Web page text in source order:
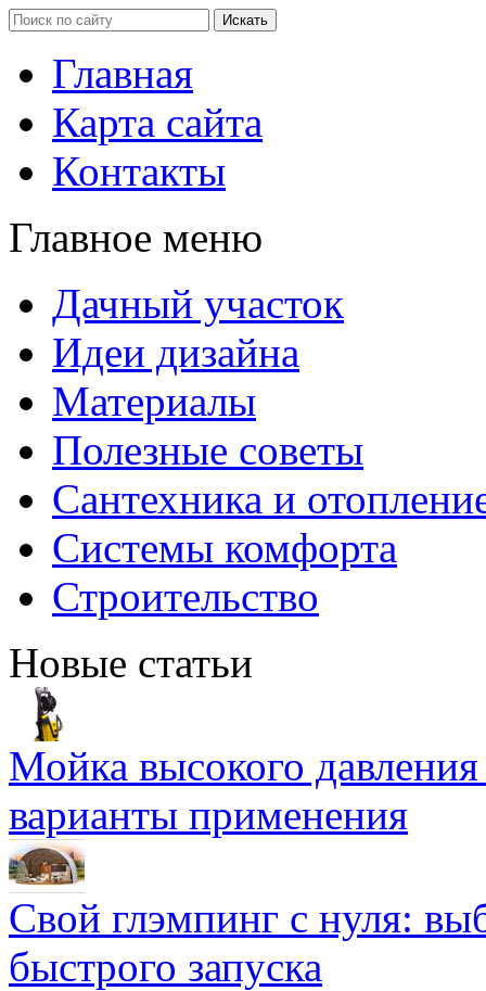
Главная
Карта сайта
Контакты
Главное меню
Дачный участок
Идеи дизайна
Материалы
Полезные советы
Сантехника и
Системы комфорта
Строительство
Новые статьи
Мойка высокого
варианты применения
Свой глэмпинг с нуля:
быстрого запуска